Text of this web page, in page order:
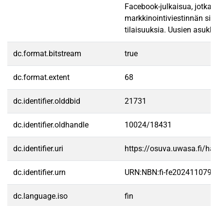
Facebook-julkaisua, jotka
markkinointiviestinnän
tilaisuuksia. Uusien
dc.format.bitstream true
dc.format.extent 68
dc.identifier.olddbid 21731
dc.identifier.oldhandle 10024/18431
dc.identifier.uri https://osuva.uwasa.fi/
dc.identifier.urn URN:NBN:fi-
dc.language.iso fin